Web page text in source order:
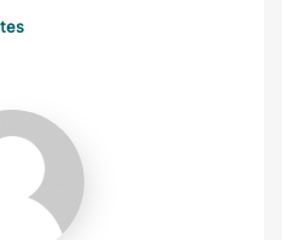
Jeane
Clesse